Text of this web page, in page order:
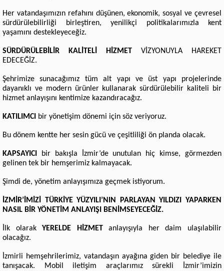
Her vatandaşımızın refahını düşünen, ekonomik, sosyal ve çevresel
sürdürülebilirliği birleştiren, yenilikçi politikalarımızla kent
yaşamını destekleyeceğiz.
SÜRDÜRÜLEBİLİR KALİTELİ HİZMET VİZYONUYLA HAREKET
EDECEĞİZ.
Şehrimize sunacağımız tüm alt yapı ve üst yapı projelerinde
dayanıklı ve modern ürünler kullanarak sürdürülebilir kaliteli bir
hizmet anlayışını kentimize kazandıracağız.
KATILIMCI bir yönetişim dönemi için söz veriyoruz.
Bu dönem kentte her sesin gücü ve çeşitliliği ön planda olacak.
KAPSAYICI
bir bakışla İzmir’de unutulan hiç kimse, görmezden
gelinen tek bir hemşerimiz kalmayacak.
Şimdi de, yönetim anlayışımıza geçmek istiyorum.
İZMİR’İMİZİ TÜRKİYE YÜZYILI’NIN PARLAYAN YILDIZI YAPARKEN
NASIL BİR YÖNETİM ANLAYIŞI BENİMSEYECEĞİZ.
İlk olarakYERELDE HİZMETanlayışıyla her daim ulaşılabilir
olacağız.
İzmirli hemşehrilerimiz, vatandaşın ayağına giden bir belediye ile
tanışacak. Mobil iletişim araçlarımız sürekli İzmir’imizin